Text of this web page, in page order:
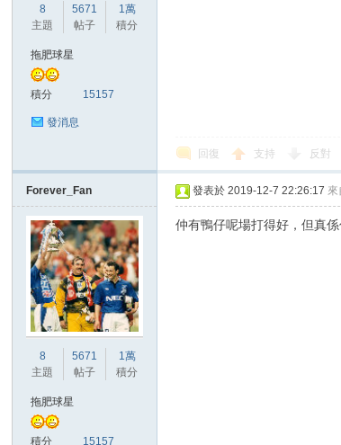
8
主題
5671
帖子
1萬
積分
拖肥球星
積分 15157
發消息
回復 支持 反對
Forever_Fan
8
主題
5671
帖子
1萬
積分
拖肥球星
積分 15157
發表於 2019-12-7 22:26:17 來
仲有鴨仔呢場打得好，但真